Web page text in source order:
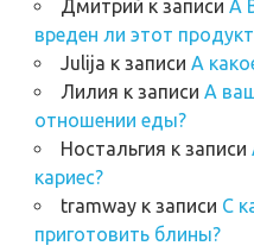
Дмитрий к записи А
вреден ли этот
Julija к записи А
Лилия к записи А
отношении еды?
Ностальгия к записи
кариес?
tramwayк записи C
приготовить блины?